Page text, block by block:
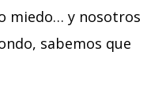
miedo… y nosotros
sabemos que